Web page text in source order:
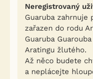
Neregistrovaný
Guaruba zahrnuje
zařazen do rodu
Guaruba
Aratingu žlutého.
Až něco budete
a neplácejte